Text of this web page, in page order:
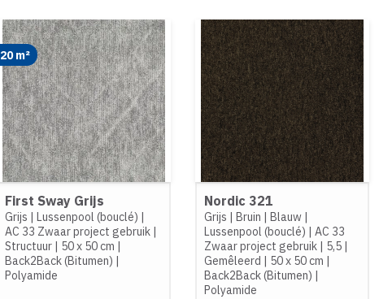
20 m²
First Sway Grijs
Grijs Lussenpool (bouclé)
AC 33 Zwaar project gebruik
Structuur
50 x 50 cm
Back2Back (Bitumen)
Polyamide
Nordic 321
Grijs Bruin Blauw|
Lussenpool (bouclé)
AC 33
Zwaar project gebruik| 5,5|
Gemêleerd
50 x 50 cm
Back2Back (Bitumen)
Polyamide